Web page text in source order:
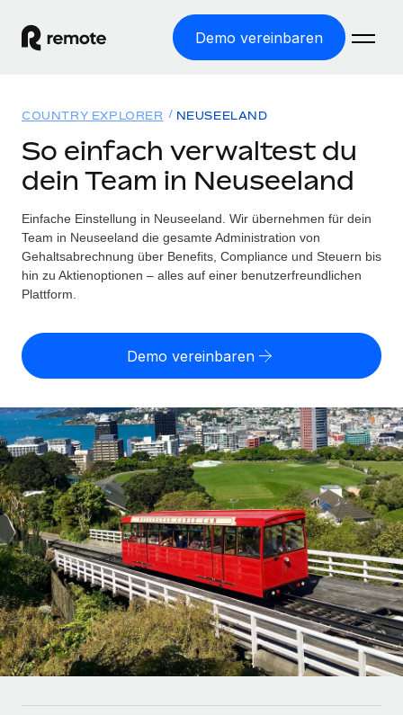
Demo vereinbaren
WELTWEITE BESCHÄFTIGUNG
Globale Payroll
Einfache, rechtssicher Payroll
Employer of Record
Weltweites Wachstum ohne Kosten für Niederlassungen
Contractor of Record
Rechtssichere, weltweite Arbeit mit Freelancer:innen
Globales Onboarding und Verwalten von
Freelancer:innen
PEO
Auslagern von komplexen HR-Aufgaben
INFRASTRUKTUR
Remote Embedded
Nahtlose Integration der HR in bestehende Abläufe
Plattform
Integrierte HR-Kernfunktionen für dein Team
Lösungen
WELTWEITE ABDECKUNG
Country Explorer
Länderspezifische Unterstützung bei der Einstellung
Einfache Einstellung in allen US-Bundesstaaten
WACHSTUMSPHASE
Startups
Agile HR- und Payroll-Lösungen für wachsende
Unternehmen
Mittelstand
Maßgeschneiderte HR-Lösungen, um Teams zu
vergrößern
Enterprise
Globale HR für Konzerne und Großunternehmen
Ressourcen
TOOLS UND RECHNER
Scheinselbstständigkeitsrisiko berechnen
Personalkostenrechner
Gesamtbeschäftigungskosten
Honorarzahlungen berechnen
Informationen zu möglichen Währungen und
Abwicklungsfristen für globale Freelancer:innen
LERNEN MIT REMOTE
Forschung und Leitfäden
Fallstudien
HR-Glossar
Preise
Nederlands
Français
Deutsch
Español
Italiano
Português (Portugal)
Anmelden
COUNTRY EXPLORER NEUSEELAND
So einfach verwaltest du
dein Team in Neuseeland
Einfache Einstellung in Neuseeland. Wir übernehmen für dein
Team in Neuseeland die gesamte Administration von
Gehaltsabrechnung über Benefits, Compliance und Steuern bis
hin zu Aktienoptionen – alles auf einer benutzerfreundlichen
Plattform.
Demo vereinbaren